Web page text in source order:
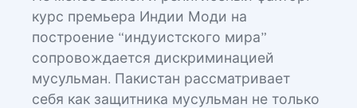
курс премьера Индии Моди на
построение “индуистского мира”
сопровождается дискриминацией
мусульман. Пакистан рассматривает
себя как защитника мусульман не только